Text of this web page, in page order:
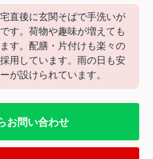
直後に玄関そばで手洗いが
す。荷物や趣味が増えても
す。配膳・片付けも楽々の
用しています。雨の日も安
が設けられています。
お問い合わせ